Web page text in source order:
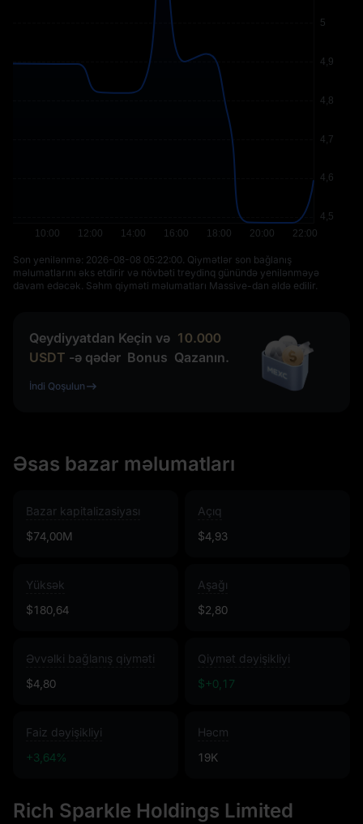
Son yenilənmə: ⁦2026-08-08 05:22:00⁩. Qiymətlər son bağlanış
məlumatlarını əks etdirir və növbəti treydinq günündə yenilənməyə
davam edəcək. Səhm qiyməti məlumatları Massive-dan əldə edilir.
Qeydiyyatdan Keçin və 10.000
USDT -ə qədər Bonus Qazanın.
İndi Qoşulun
Əsas bazar məlumatları
Bazar kapitalizasiyası
$74,00M
Açıq
$4,93
Yüksək
$180,64
Aşağı
$2,80
Əvvəlki bağlanış qiyməti
$4,80
Qiymət dəyişikliyi
$+0,17
Faiz dəyişikliyi
+3,64%
Həcm
19K
Rich Sparkle Holdings Limited